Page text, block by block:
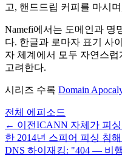
고, 핸드드립 커피를 마시
Namefi에서는 도메인과 명
다. 한글과 로마자 표기 사
자 체계에서 모두 자연스
고려한다.
시리즈 수록 Domain
전체 에피소드
← 이전ICANN 자체가 피
한 2014년 스피어 피싱 침
DNS 하이재킹: "404 — 비